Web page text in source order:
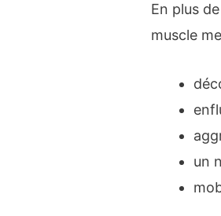
En plus
muscle
un